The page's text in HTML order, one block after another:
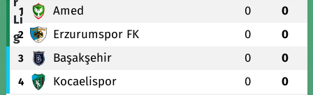
1 Amed 0 0
2 Erzurumspor FK 0 0
3 Başakşehir 0 0
4 Kocaelispor 0 0